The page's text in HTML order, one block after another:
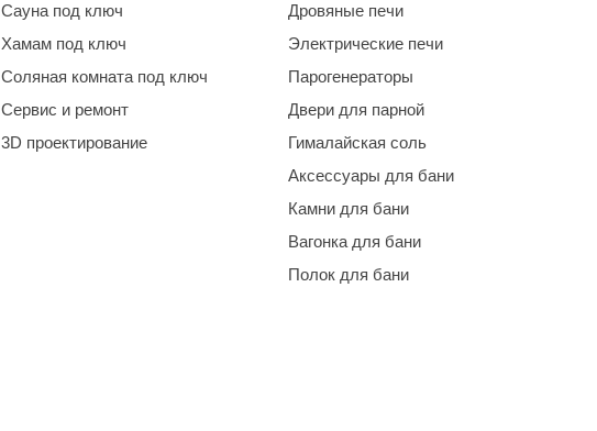
Сауна под ключ
Хамам под ключ
Соляная комната под ключ
Сервис и ремонт
3D проектирование
Дровяные печи
Электрические печи
Парогенераторы
Двери для парной
Гималайская соль
Аксессуары для бани
Камни для бани
Вагонка для бани
Полок для бани